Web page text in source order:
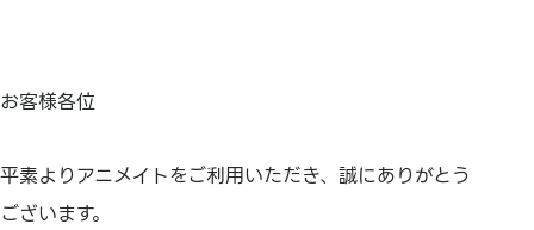
お客様各位
平素よりアニメイトをご利用いただき、誠にありがとう
ございます。